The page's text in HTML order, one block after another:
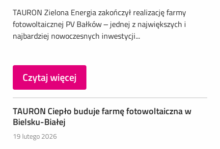
TAURON Zielona Energia zakończył realizację farmy
fotowoltaicznej PV Bałków – jednej z największych i
najbardziej nowoczesnych inwestycji...
Czytaj więcej
TAURON Ciepło buduje farmę fotowoltaiczna w
Bielsku-Białej
19 lutego 2026